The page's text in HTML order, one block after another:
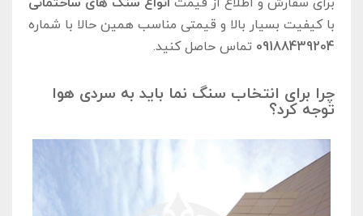
با کیفیت بسیار بالا و قیمتی مناسب همین حالا با شماره
09188439204 تماس حاصل کنید.
چرا برای انتخاب سنگ نما باید به سردی هوا
توجه کرد؟